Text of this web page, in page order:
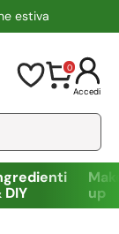
estiva
0
Accedi
DIY
up